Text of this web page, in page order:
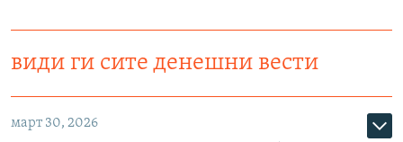
види ги сите денешни вести
март 30, 2026